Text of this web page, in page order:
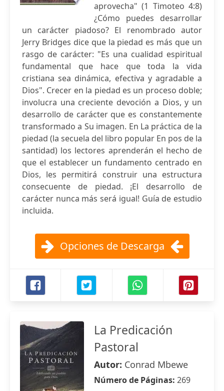
aprovecha" (1 Timoteo 4:8)
¿Cómo puedes desarrollar
un carácter piadoso? El renombrado autor
Jerry Bridges dice que la piedad es más que un
rasgo de carácter: "Es una cualidad espiritual
fundamental que hace que toda la vida
cristiana sea dinámica, efectiva y agradable a
Dios". Crecer en la piedad es un proceso doble;
involucra una creciente devoción a Dios, y un
desarrollo de carácter que es constantemente
transformado a Su imagen. En La práctica de la
piedad (la secuela del libro popular En pos de la
santidad) los lectores aprenderán el hecho de
que el establecer un fundamento centrado en
Dios, les permitirá construir una estructura
consecuente de piedad. ¡El desarrollo de
carácter nunca más será igual! Guía de estudio
incluida.
Opciones de Descarga
La Predicación
Pastoral
Autor: Conrad Mbewe
Número de Páginas: 269